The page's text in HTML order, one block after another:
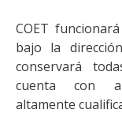
COET
bajo la
conservará
cuenta con
altamente